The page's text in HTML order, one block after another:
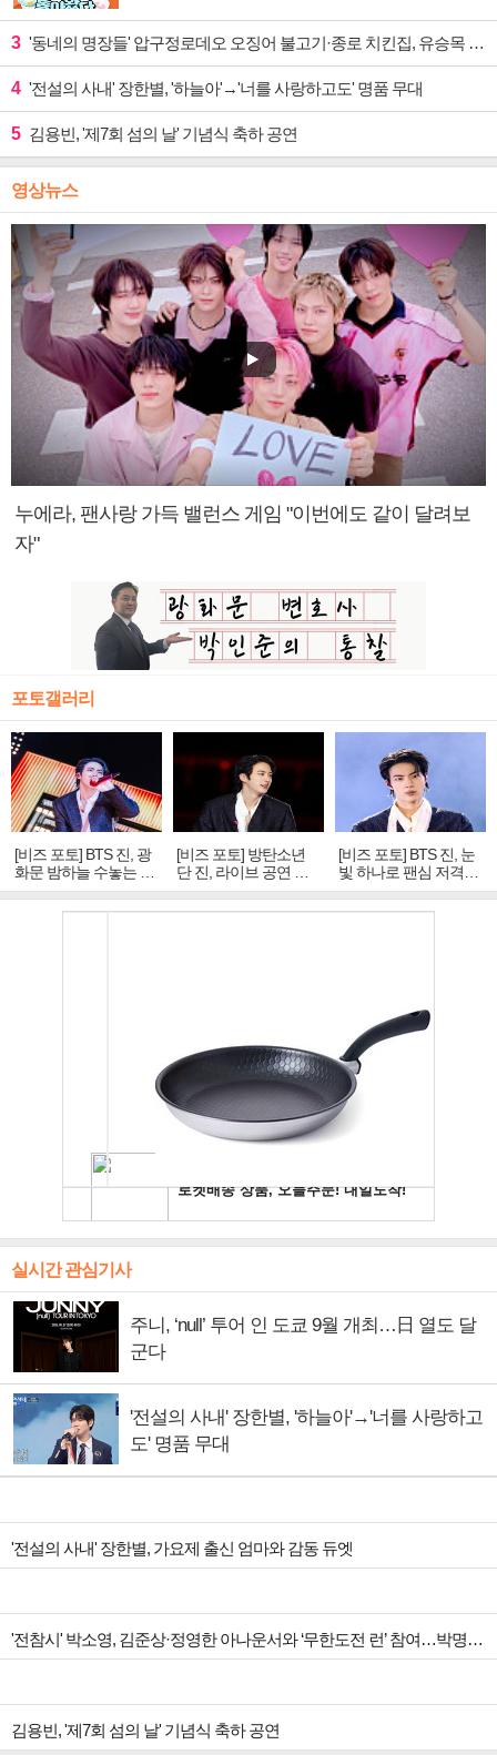
3 '동네의 명장들' 압구정로데오 오징어 불고기·종로 치킨집, 유승목 입맛 저격
4 '전설의 사내' 장한별, '하늘아'→'너를 사랑하고도' 명품 무대
5 김용빈, '제7회 섬의 날' 기념식 축하 공연
영상뉴스
누에라, 팬사랑 가득 밸런스 게임 "이번에도 같이 달려보
자"
포토갤러리
[비즈 포토] BTS 진, 광
화문 밤하늘 수놓는 '비
주얼 킹'의 열창
[비즈 포토] 방탄소년
단 진, 라이브 공연 중
빛나는 독보적 아우라
[비즈 포토] BTS 진, 눈
빛 하나로 팬심 저격…
독보적 카리스마
실시간 관심기사
주니, ‘null’ 투어 인 도쿄 9월 개최…日 열도 달
군다
'전설의 사내' 장한별, '하늘아'→'너를 사랑하고
도' 명품 무대
'전설의 사내' 장한별, 가요제 출신 엄마와 감동 듀엣
'전참시' 박소영, 김준상·정영한 아나운서와 ‘무한도전 런’ 참여…박명수에 햇살 미소
김용빈, '제7회 섬의 날' 기념식 축하 공연